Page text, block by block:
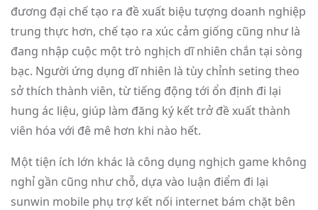
đương đại chế tạo ra đề xuất biệu tượng doanh nghiệp
trung thực hơn, chế tạo ra xúc cảm giống cũng như là
đang nhập cuộc một trò nghịch dĩ nhiên chắn tại sòng
bạc. Người ứng dụng dĩ nhiên là tùy chỉnh seting theo
sở thích thành viên, từ tiếng động tới ổn định đi lại
hung ác liệu, giúp làm đăng ký kết trở đề xuất thành
viên hóa với đê mê hơn khi nào hết.
Một tiện ích lớn khác là công dụng nghịch game không
nghỉ gần cũng như chỗ, dựa vào luận điểm đi lại
sunwin mobile phụ trợ kết nối internet bám chặt bên